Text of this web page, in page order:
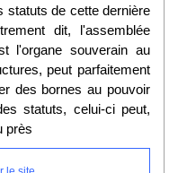
statuts de cette dernière
dit, l'assemblée
l'organe souverain au
peut parfaitement
des bornes au pouvoir
statuts, celui-ci peut,
près